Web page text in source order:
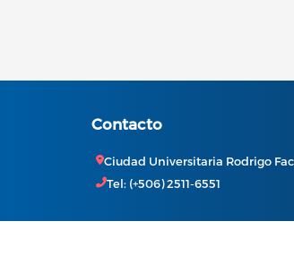
Contacto
Ciudad Universitaria Rodrigo
Tel: (+506) 2511-6551